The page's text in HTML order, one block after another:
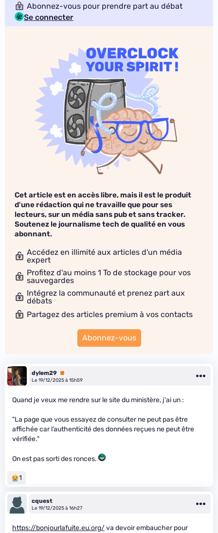
Abonnez-vous pour prendre part au débat
Se connecter
Cet article est en accès libre, mais il est le produit
d'une rédaction qui ne travaille que pour ses
lecteurs, sur un média sans pub et sans tracker.
Soutenez le journalisme tech de qualité en vous
abonnant.
Accédez en illimité aux articles d'un média
expert
Profitez d'au moins 1 To de stockage pour vos
sauvegardes
Intégrez la communauté et prenez part aux
débats
Partagez des articles premium à vos contacts
Abonnez-vous
dylem29 Premium
Le 19/12/2025 à 15h59
Quand je veux me rendre sur le site du ministère, j'ai un :
"La page que vous essayez de consulter ne peut pas être
affichée car l’authenticité des données reçues ne peut être
vérifiée."
On est pas sorti des ronces.
1
cquest
Le 19/12/2025 à 16h27
https://bonjourlafuite.eu.org/va devoir embaucher pour